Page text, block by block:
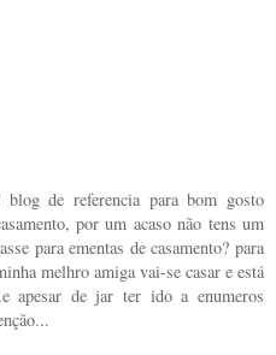
de referencia para bom gosto
por um acaso não tens um
para ementas de casamento? para
melhro amiga vai-se casar e está
apesar de jar ter ido a enumeros